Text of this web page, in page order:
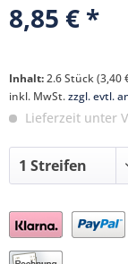
8,85 € *
Inhalt:2.6 Stück (3,40
inkl. MwSt.zzgl. evtl.
Lieferzeit unter
Preis anfragen